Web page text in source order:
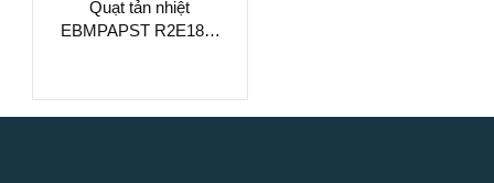
Quạt tản nhiệt
EBMPAPST R2E180-